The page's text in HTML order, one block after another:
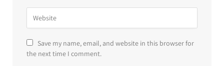
Save my name, email, and website in this browser for
the next time I comment.